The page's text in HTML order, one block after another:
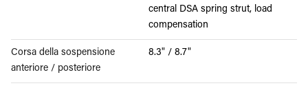
central DSA spring strut, load
compensation
Corsa della sospensione
anteriore / posteriore
8.3" / 8.7"